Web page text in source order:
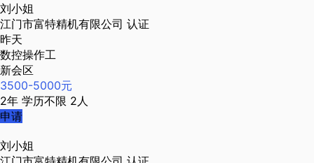
刘小姐
江门市富特精机有限公司 认证
昨天
数控操作工
新会区
3500-5000元
2年 学历不限 2人
申请
刘小姐